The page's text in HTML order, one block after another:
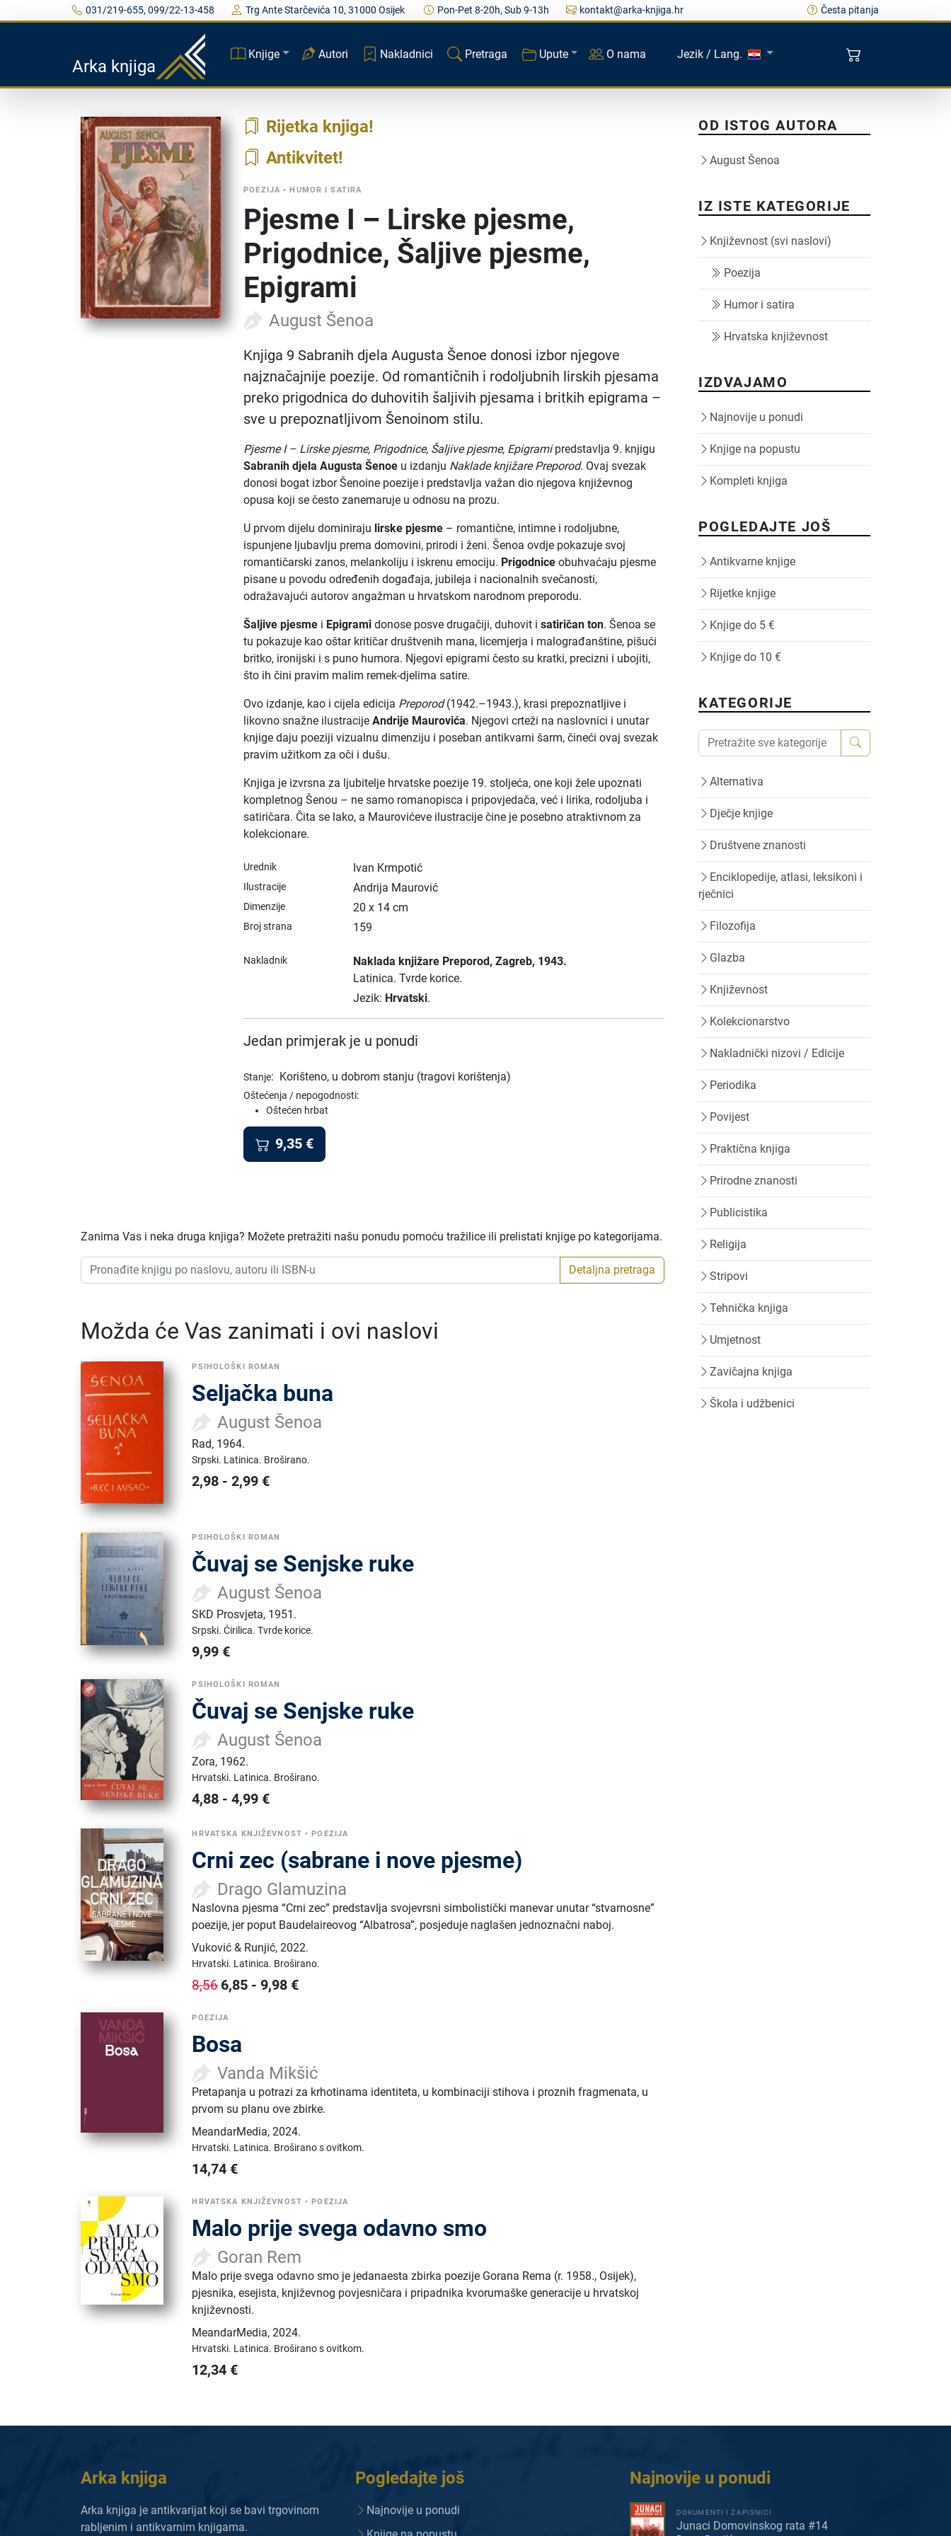
031/219-655, 099/22-13-458 Trg Ante Starčevića 10, 31000 Osijek Pon-Pet 8-20h, Sub 9-13h kontakt@arka-knjiga.hr Česta pitanja
Arka knjiga
Knjige Autori Nakladnici Pretraga Upute O nama Jezik / Lang.
Rijetka knjiga
Antikvitet
POEZIJA •HUMOR I SATIRA
Pjesme I – Lirske pjesme,
Prigodnice, Šaljive pjesme,
Epigrami
August Šenoa
Knjiga 9 Sabranih djela Augusta Šenoe donosi izbor njegove
najznačajnije poezije. Od romantičnih i rodoljubnih lirskih pjesama
preko prigodnica do duhovitih šaljivih pjesama i britkih epigrama –
sve u prepoznatljivom Šenoinom stilu.
Pjesme I – Lirske pjesme, Prigodnice, Šaljive pjesme, Epigramipredstavlja 9. knjigu
Sabranih djela Augusta Šenoe u izdanju Naklade knjižare Preporod. Ovaj svezak
donosi bogat izbor Šenoine poezije i predstavlja važan dio njegova književnog
opusa koji se često zanemaruje u odnosu na prozu.
U prvom dijelu dominiraju lirske pjesme – romantične, intimne i rodoljubne,
ispunjene ljubavlju prema domovini, prirodi i ženi. Šenoa ovdje pokazuje svoj
romantičarski zanos, melankoliju i iskrenu emociju. Prigodnice obuhvaćaju pjesme
pisane u povodu određenih događaja, jubileja i nacionalnih svečanosti,
odražavajući autorov angažman u hrvatskom narodnom preporodu.
Šaljive pjesme i Epigrami donose posve drugačiji, duhovit isatiričan ton. Šenoa se
tu pokazuje kao oštar kritičar društvenih mana, licemjerja i malograđanštine, pišući
britko, ironijski i s puno humora. Njegovi epigrami često su kratki, precizni i ubojiti,
što ih čini pravim malim remek-djelima satire.
Ovo izdanje, kao i cijela edicija Preporod(1942.–1943.), krasi prepoznatljive i
likovno snažne ilustracijeAndrije Maurovića. Njegovi crteži na naslovnici i unutar
knjige daju poeziji vizualnu dimenziju i poseban antikvarni šarm, čineći ovaj svezak
pravim užitkom za oči i dušu.
Knjiga je izvrsna za ljubitelje hrvatske poezije 19. stoljeća, one koji žele upoznati
kompletnog Šenou – ne samo romanopisca i pripovjedača, već i lirika, rodoljuba i
satiričara. Čita se lako, a Maurovićeve ilustracije čine je posebno atraktivnom za
kolekcionare.
Urednik Ivan Krmpotić
Ilustracije Andrija Maurović
Dimenzije 20 x 14 cm
Broj strana 159
Nakladnik Naklada knjižare Preporod, Zagreb, 1943.
Latinica. Tvrde korice.
Jezik: Hrvatski.
Jedan primjerak je u ponudi
Stanje: Korišteno, u dobrom stanju (tragovi korištenja)
Oštećenja / nepogodnosti:
Oštećen hrbat
9,35 €
Zanima Vas i neka druga knjiga? Možete pretražiti našu ponudu pomoću tražilice ili prelistati knjige po kategorijama.
Detaljna pretraga
Možda će Vas zanimati i ovi naslovi
PSIHOLOŠKI ROMAN
Seljačka buna
August Šenoa
Rad, 1964.
Srpski. Latinica. Broširano.
2,98 -2,99 €
PSIHOLOŠKI ROMAN
Čuvaj se Senjske ruke
August Šenoa
SKD Prosvjeta, 1951.
Srpski.Ćirilica.Tvrde korice.
9,99 €
PSIHOLOŠKI ROMAN
Čuvaj se Senjske ruke
August Šenoa
Zora, 1962.
Hrvatski. Latinica. Broširano.
4,88 -4,99 €
HRVATSKA KNJIŽEVNOST •POEZIJA
Crni zec (sabrane i nove pjesme)
Drago Glamuzina
Naslovna pjesma “Crni zec” predstavlja svojevrsni simbolistički manevar unutar “stvarnosne”
poezije, jer poput Baudelaireovog “Albatrosa”, posjeduje naglašen jednoznačni naboj.
Vuković & Runjić,2022.
Hrvatski. Latinica. Broširano.
8,566,85 -9,98 €
POEZIJA
Bosa
Vanda Mikšić
Pretapanja u potrazi za krhotinama identiteta, u kombinaciji stihova i proznih fragmenata, u
prvom su planu ove zbirke.
MeandarMedia,2024.
Hrvatski. Latinica. Broširano s ovitkom.
14,74 €
HRVATSKA KNJIŽEVNOST •POEZIJA
Malo prije svega odavno smo
Goran Rem
Malo prije svega odavno smo je jedanaesta zbirka poezije Gorana Rema (r. 1958., Osijek),
pjesnika, esejista, književnog povjesničara i pripadnika kvorumaške generacije u hrvatskoj
književnosti.
MeandarMedia,2024.
Hrvatski. Latinica. Broširano s ovitkom.
12,34 €
OD ISTOG AUTORA
August Šenoa
IZ ISTE KATEGORIJE
Književnost (svi naslovi)
Poezija
Humor i satira
Hrvatska književnost
IZDVAJAMO
Najnovije u ponudi
Knjige na popustu
Kompleti knjiga
POGLEDAJTE JOŠ
Antikvarne knjige
Rijetke knjige
Knjige do 5 €
Knjige do 10 €
KATEGORIJE
Alternativa
Dječje knjige
Društvene znanosti
Enciklopedije, atlasi, leksikoni i
rječnici
Filozofija
Glazba
Književnost
Kolekcionarstvo
Nakladnički nizovi / Edicije
Periodika
Povijest
Praktična knjiga
Prirodne znanosti
Publicistika
Religija
Stripovi
Tehnička knjiga
Umjetnost
Zavičajna knjiga
Škola i udžbenici
Arka knjiga
Arka knjiga je antikvarijat koji se bavi trgovinom
rabljenim i antikvarnim knjigama.
Pogledajte još
Najnovije u ponudi
Najnovije u ponudi
DOKUMENTI I ZAPISNICI
Junaci Domovinskog rata #14